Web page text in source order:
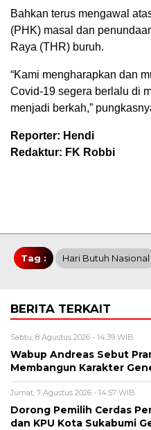
Bahkan terus mengawal
(PHK) masal dan
Raya (THR) buruh.
“Kami mengharapkan dan
Covid-19 segera berlalu di
menjadi berkah,”
Reporter: Hendi
Redaktur: FK Robbi
Tag : Hari Butuh Nasional
BERITA TERKAIT
Sabtu, 8 Agustus 2026 - 14:39 WIB
Wabup Andreas Sebut
Membangun Karakter
Jumat, 7 Agustus 2026 - 14:57 WIB
Dorong Pemilih Cerdas
dan KPU Kota Sukabumi